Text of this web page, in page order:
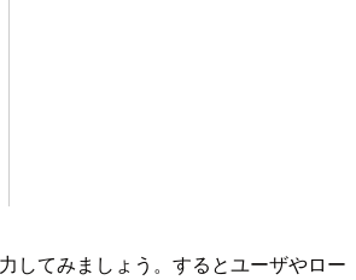
してみましょう。するとユーザやロー